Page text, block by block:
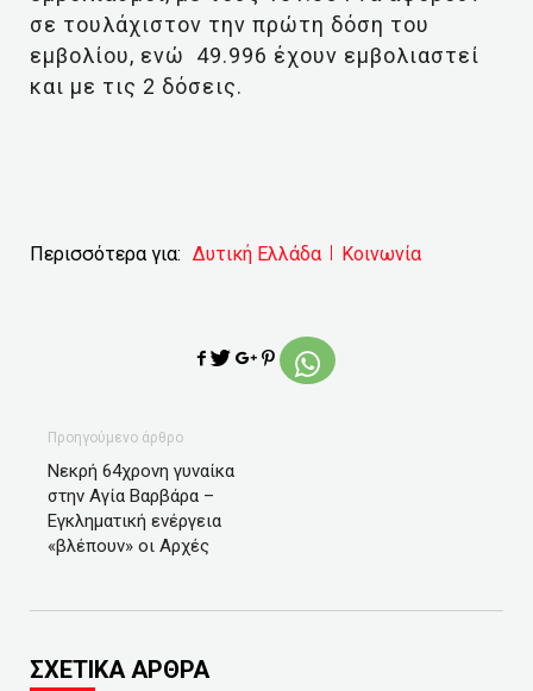
σε τουλάχιστον την πρώτη δόση του
εμβολίου, ενώ 49.996 έχουν εμβολιαστεί
και με τις 2 δόσεις.
Περισσότερα για: Δυτική Ελλάδα Κοινωνία
Προηγούμενο άρθρο
Νεκρή 64χρονη γυναίκα
στην Αγία Βαρβάρα –
Εγκληματική ενέργεια
«βλέπουν» οι Αρχές
ΣΧΕΤΙΚΑ ΑΡΘΡΑ